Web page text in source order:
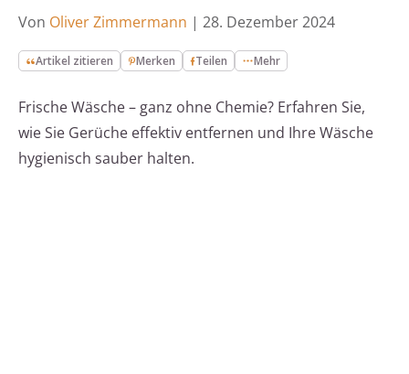
Von Oliver Zimmermann | 28. Dezember 2024
Artikel zitieren Merken Teilen Mehr
Frische Wäsche – ganz ohne Chemie? Erfahren Sie,
wie Sie Gerüche effektiv entfernen und Ihre Wäsche
hygienisch sauber halten.